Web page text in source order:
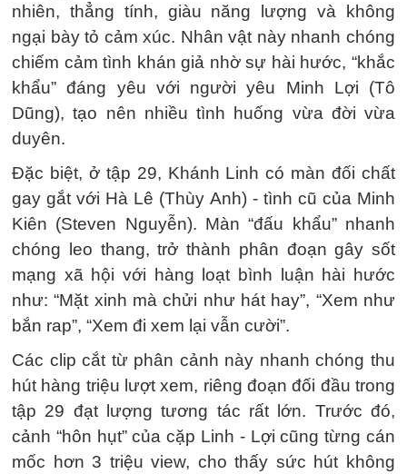
nhiên, thẳng tính, giàu năng lượng và không
ngại bày tỏ cảm xúc. Nhân vật này nhanh chóng
chiếm cảm tình khán giả nhờ sự hài hước, “khắc
khẩu” đáng yêu với người yêu Minh Lợi (Tô
Dũng), tạo nên nhiều tình huống vừa đời vừa
duyên.
Đặc biệt, ở tập 29, Khánh Linh có màn đối chất
gay gắt với Hà Lê (Thùy Anh) - tình cũ của Minh
Kiên (Steven Nguyễn). Màn “đấu khẩu” nhanh
chóng leo thang, trở thành phân đoạn gây sốt
mạng xã hội với hàng loạt bình luận hài hước
như: “Mặt xinh mà chửi như hát hay”, “Xem như
bắn rap”, “Xem đi xem lại vẫn cười”.
Các clip cắt từ phân cảnh này nhanh chóng thu
hút hàng triệu lượt xem, riêng đoạn đối đầu trong
tập 29 đạt lượng tương tác rất lớn. Trước đó,
cảnh “hôn hụt” của cặp Linh - Lợi cũng từng cán
mốc hơn 3 triệu view, cho thấy sức hút không